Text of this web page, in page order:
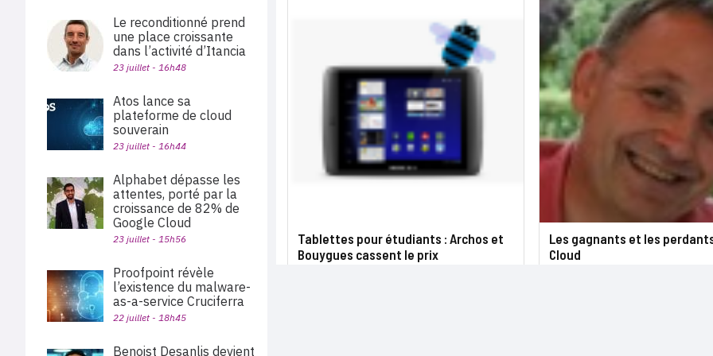
Tablettes pour étudiants : Archos et
Bouygues cassent le prix
Les gagnants et les
Cloud
Le reconditionné prend
une place croissante
dans l’activité d’Itancia
23 juillet - 16h48
Atos lance sa
plateforme de cloud
souverain
23 juillet - 16h44
Alphabet dépasse les
attentes, porté par la
croissance de 82% de
Google Cloud
23 juillet - 15h56
Proofpoint révèle
l’existence du malware-
as-a-service Cruciferra
22 juillet - 18h45
Benoist Desanlis devient